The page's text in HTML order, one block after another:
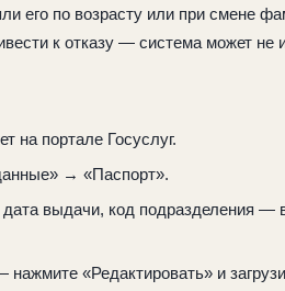
его по возрасту или при смене
к отказу — система может не
на портале Госуслуг.
→ «Паспорт».
выдачи, код подразделения
«Редактировать» и